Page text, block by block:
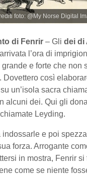
foto: @My Norse Digital
di Fenrir – Gli dei di
l’ora di
e forte che non
Dovettero così
un’isola sacra
alcuni dei. Qui gli
Leyding.
indossarle e poi
forza. Arrogante
in mostra, Fenrir si
come se niente